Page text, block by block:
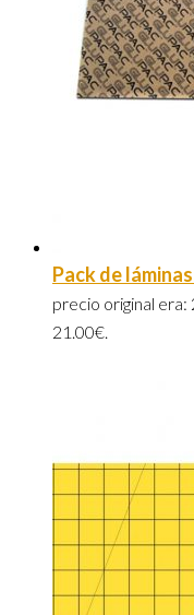
Pack de
precio original era:
21.00€.